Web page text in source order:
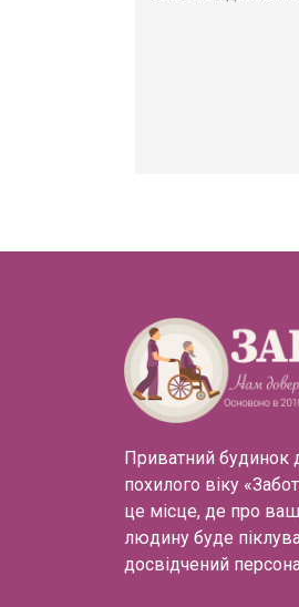
Приватний будинок
похилого віку
це місце, де про
людину буде
досвідчений